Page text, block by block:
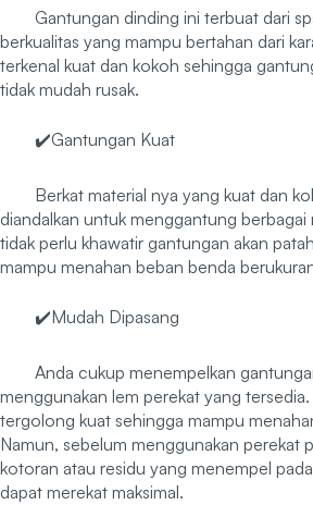
Gantungan dinding ini terbuat dari
berkualitas yang mampu bertahan dari
terkenal kuat dan kokoh sehingga
tidak mudah rusak.
✔️Gantungan Kuat
Berkat material nya yang kuat dan
diandalkan untuk menggantung berbagai
tidak perlu khawatir gantungan akan
mampu menahan beban benda
✔️Mudah Dipasang
Anda cukup menempelkan
menggunakan lem perekat yang
tergolong kuat sehingga mampu
Namun, sebelum menggunakan perekat
kotoran atau residu yang menempel
dapat merekat maksimal.